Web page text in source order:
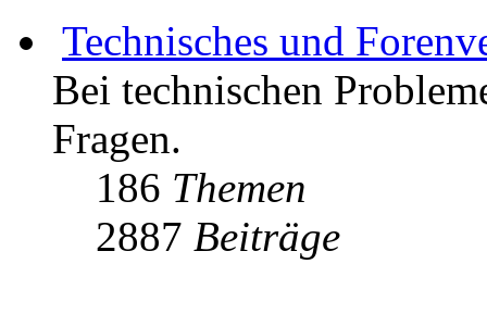
Technisches und
Bei technischen
Fragen.
186 Themen
2887 Beiträge